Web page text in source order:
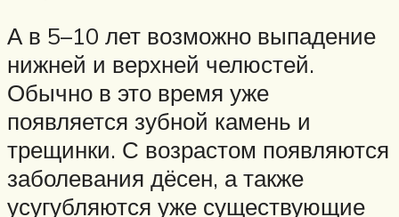
А в 5–10 лет возможно выпадение
нижней и верхней челюстей.
Обычно в это время уже
появляется зубной камень и
трещинки. С возрастом появляются
заболевания дёсен, а также
усугубляются уже существующие